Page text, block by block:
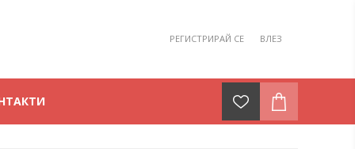
РЕГИСТРИРАЙ СЕ ВЛЕЗ